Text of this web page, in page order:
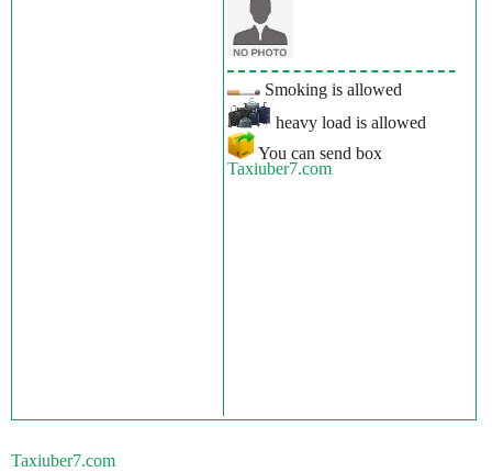
Smoking is allowed
heavy load is allowed
You can send box
Taxiuber7.com
Taxiuber7.com